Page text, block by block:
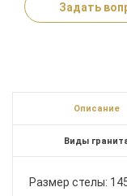
Задать
Описание
Виды
Размер стелы: